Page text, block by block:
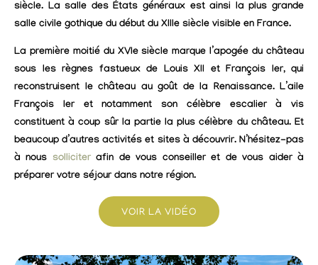
siècle. La salle des États généraux est ainsi la plus grande
salle civile gothique du début du XIIIe siècle visible en France.
La première moitié du XVIe siècle marque l’apogée du château
sous les règnes fastueux de Louis XII et François Ier, qui
reconstruisent le château au goût de la Renaissance. L’aile
François Ier et notamment son célèbre escalier à vis
constituent à coup sûr la partie la plus célèbre du château. Et
beaucoup d’autres activités et sites à découvrir. N’hésitez-pas
ànous solliciterafin de vous conseiller et de vous aider à
préparer votre séjour dans notre région.
VOIR LA VIDÉO